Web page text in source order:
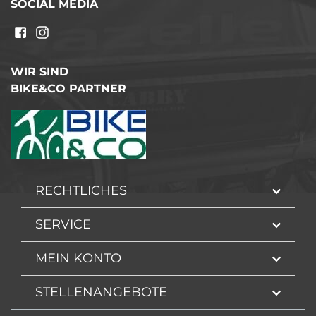
SOCIAL MEDIA
WIR SIND
BIKE&CO PARTNER
RECHTLICHES
SERVICE
MEIN KONTO
STELLENANGEBOTE